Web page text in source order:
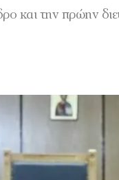
και την πρώην